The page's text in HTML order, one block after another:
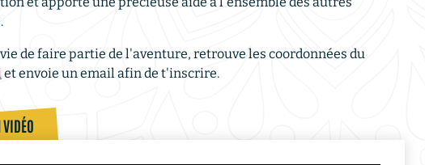
de faire partie de l'aventure, retrouve les coordonnées du
et envoie un email afin de t'inscrire.
VIDÉO